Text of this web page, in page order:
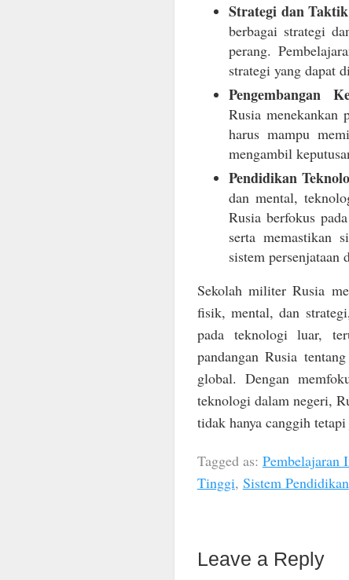
Strategi dan
berbagai strategi
perang.
strategi yang dapat
Pengembangan
Rusia menekankan
harus mampu
mengambil
Pendidikan
dan mental,
Rusia berfokus
serta memastikan
sistem persenjataan
Sekolah militer Rusia
fisik, mental, dan
pada teknologi luar,
pandangan Rusia
global. Dengan
teknologi dalam negeri,
tidak hanya canggih
Tagged as: Pembelajaran
Tinggi, Sistem Pendidikan
Leave a Reply